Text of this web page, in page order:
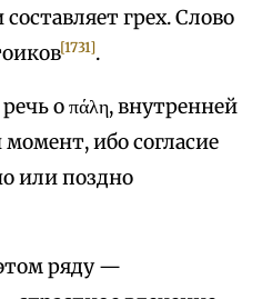
составляет грех. Слово
[1731].
о πάλη, внутренней
ибо согласие
или поздно
ряду —